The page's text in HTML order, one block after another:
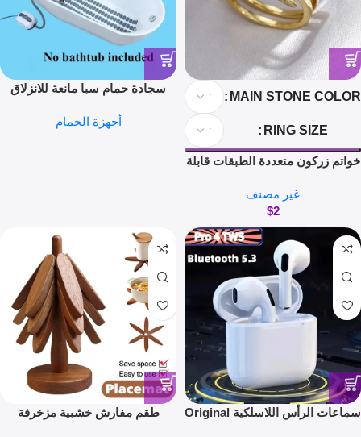
MAIN STONE COLOR
RING SIZE
خواتم زركون متعددة الطبقات قابلة
خواتم أظافر كريستالية لحفلات
الزفاف باللون الذهبي
غير مصنف
$2
سجادة حمام سبا مانعة للانزلاق
الجسم بالكامل
أجهزة الحمام
سماعات الرأس اللاسلكية Original
طقم مفارش خشبية مزخرفة